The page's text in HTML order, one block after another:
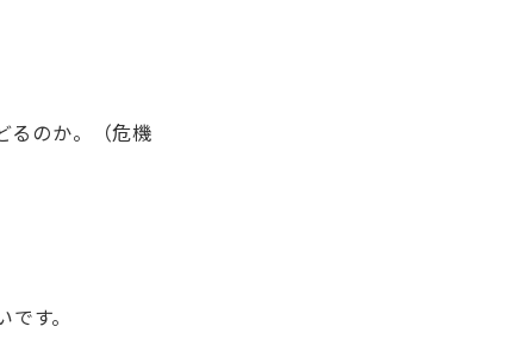
るのか。（危機
す。